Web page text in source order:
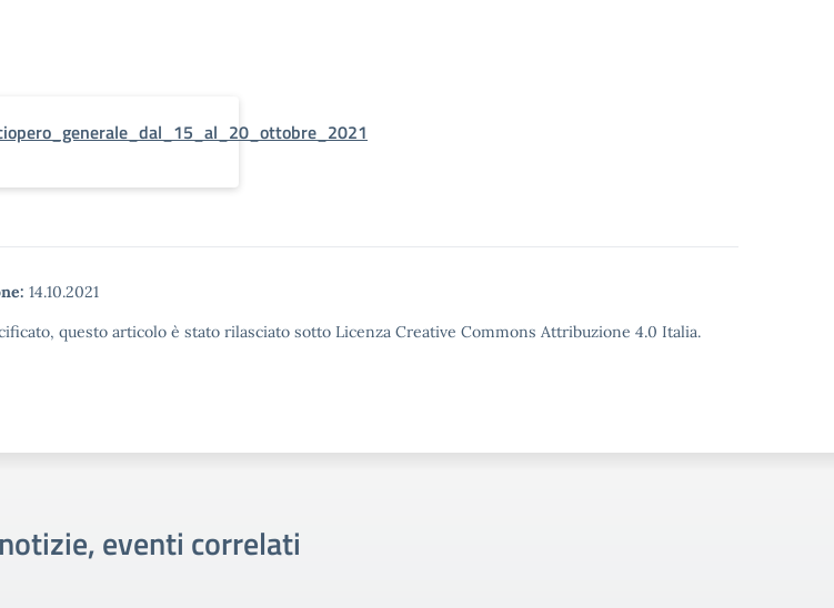
14.10.2021
questo articolo è stato rilasciato sotto Licenza Creative Commons Attribuzione 4.0 Italia.
eventi correlati